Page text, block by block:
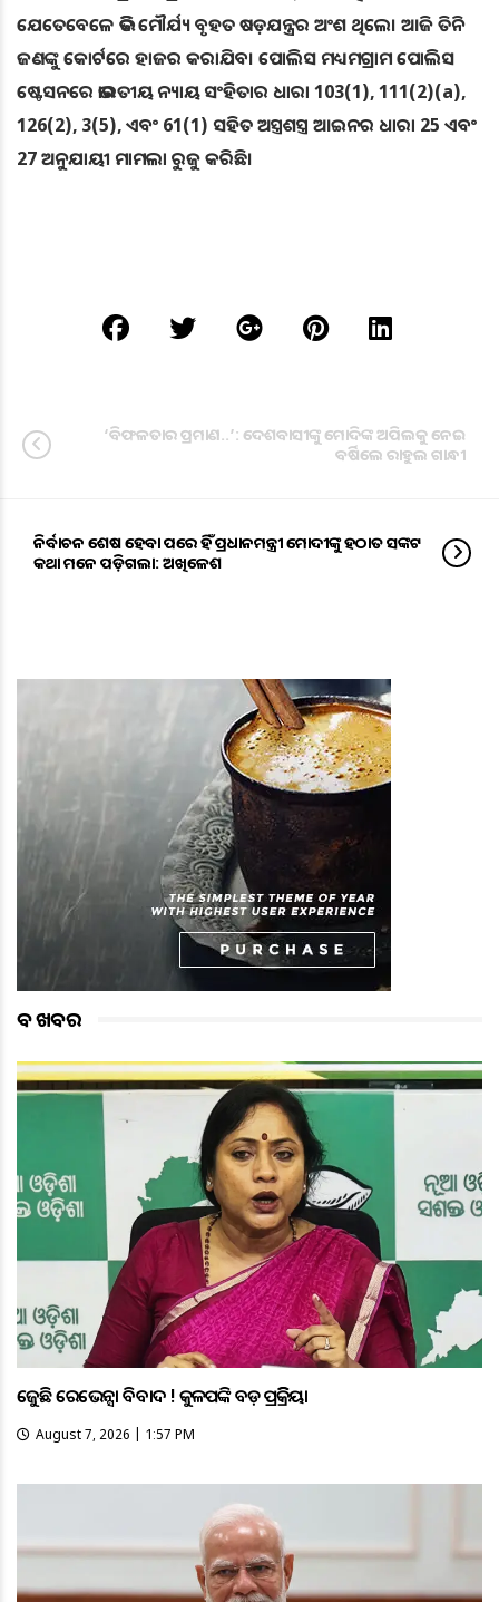
ଯେତେବେଳେ ଭିକି ମୌର୍ଯ୍ୟ ବୃହତ ଷଡ଼ଯନ୍ତ୍ରର ଅଂଶ ଥିଲେ। ଆଜି ତିନି
ଜଣଙ୍କୁ କୋର୍ଟରେ ହାଜର କରାଯିବ। ପୋଲିସ ମଧ୍ୟମଗ୍ରାମ ପୋଲିସ
ଷ୍ଟେସନରେ ଭାରତୀୟ ନ୍ୟାୟ ସଂହିତାର ଧାରା 103(1), 111(2)(a),
126(2), 3(5), ଏବଂ 61(1) ସହିତ ଅସ୍ତ୍ରଶସ୍ତ୍ର ଆଇନର ଧାରା 25 ଏବଂ
27 ଅନୁଯାୟୀ ମାମଲା ରୁଜୁ କରିଛି।
‘ବିଫଳତାର ପ୍ରମାଣ..’: ଦେଶବାସୀଙ୍କୁ ମୋଦିଙ୍କ ଅପିଲକୁ ନେଇ
ବର୍ଷିଲେ ରାହୁଲ ଗାନ୍ଧୀ
ନିର୍ବାଚନ ଶେଷ ହେବା ପରେ ହିଁ ପ୍ରଧାନମନ୍ତ୍ରୀ ମୋଦୀଙ୍କୁ ହଠାତ ସଙ୍କଟ
କଥା ମନେ ପଡ଼ିଗଲା: ଅଖିଳେଶ
ବଡ ଖବର
ତେଜୁଛି ରେଭେନ୍ସା ବିବାଦ ! କୁଳପତିଙ୍କ ବଡ଼ ପ୍ରତିକ୍ରିୟା
August 7, 2026 | 1:57 PM